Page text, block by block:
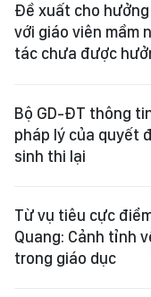
Đề xuất cho
với giáo viên mầm
tác chưa được
Bộ GD-ĐT thông
pháp lý của quyết
sinh thi lại
Từ vụ tiêu cực
Quang: Cảnh tỉnh
trong giáo dục